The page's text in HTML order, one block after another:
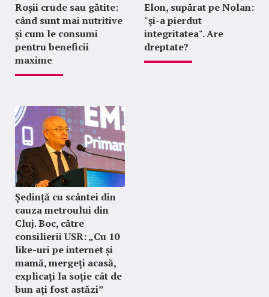
Roșii crude sau gătite:
când sunt mai nutritive
și cum le consumi
pentru beneficii
maxime
Elon, supărat pe Nolan:
"şi-a pierdut
integritatea". Are
dreptate?
Ședință cu scântei din
cauza metroului din
Cluj. Boc, către
consilierii USR: „Cu 10
like-uri pe internet și
mamă, mergeți acasă,
explicați la soție cât de
bun ați fost astăzi”